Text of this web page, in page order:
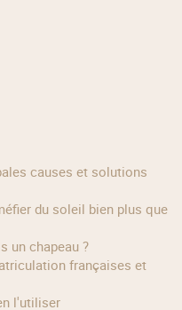
un chapeau ?
l'utiliser